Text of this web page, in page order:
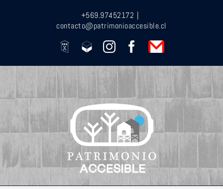
+569.97452172 |
contacto@patrimonioaccesible.cl
CasaGetarqInstagramFacebook
Contacto